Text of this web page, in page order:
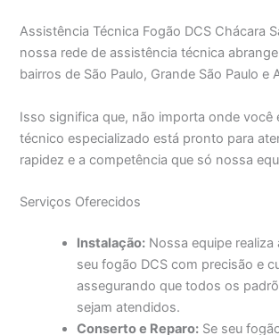
Assistência Técnica Fogão DCS Chácara
nossa rede de assistência técnica
bairros de São Paulo, Grande São Paulo e
Isso significa que, não importa onde você
técnico especializado está pronto para
rapidez e a competência que só nossa
Serviços Oferecidos
Instalação: Nossa equipe
seu fogão DCS com precisão e
assegurando que todos os
sejam atendidos.
Conserto e Reparo: Se seu